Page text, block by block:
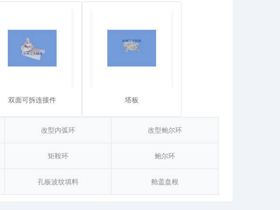
双面可拆连接件 塔板
改型内弧环 改型鲍尔环
矩鞍环 鲍尔环
孔板波纹填料 舱盖盘根